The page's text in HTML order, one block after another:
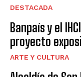
DESTACADA
Banpaís y el
proyecto
ARTE Y CULTURA